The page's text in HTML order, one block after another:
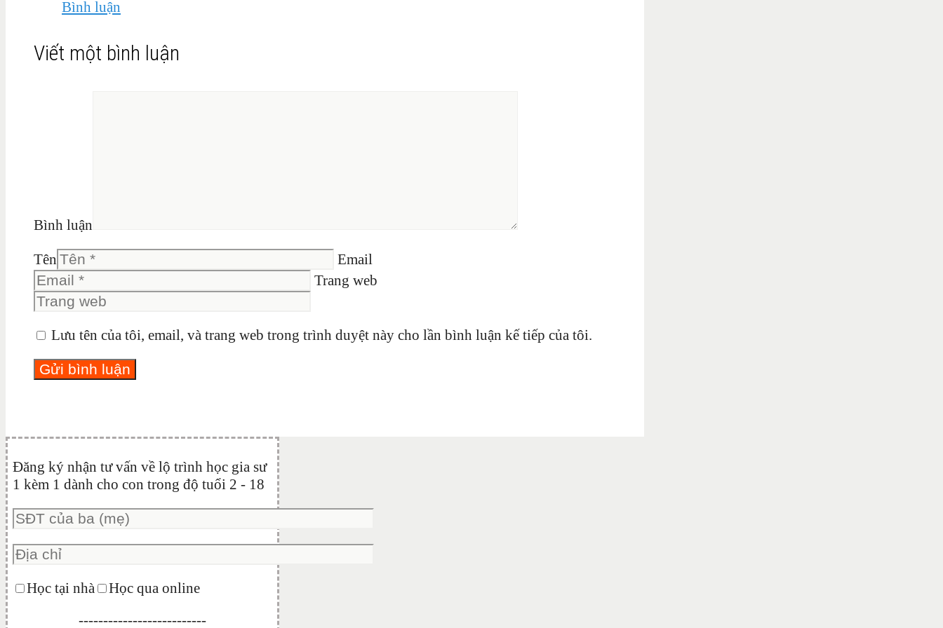
Bình luận
Viết một bình luận
Bình luận
Tên
Email
Trang web
Lưu tên của tôi, email, và trang web trong trình duyệt này cho lần bình luận kế tiếp của tôi.
Đăng ký nhận tư vấn về lộ trình học gia sư
1 kèm 1 dành cho con trong độ tuổi 2 - 18
Học tại nhà
Học qua online
--------------------------